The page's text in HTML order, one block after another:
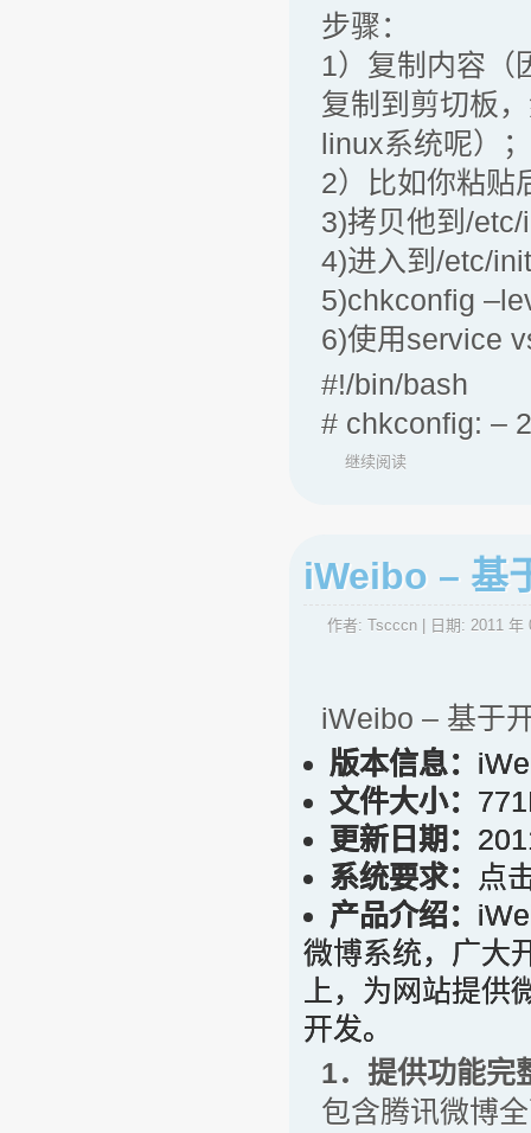
步骤：
1）复制内容（
复制到剪切板
linux系统呢）；
2）比如你粘贴
3)拷贝他到/
4)进入到/etc/
5)chkconfig
6)使用service
#!/bin/bash
# chkconfig:
继续阅读
iWeibo – 基
作者: Tscccn | 日期: 2011 年
iWeibo – 基于
版本信息：
文件大小：
更新日期：
系统要求：
点
产品介绍：
微博系统，广大
上，为网站提
开发。
1．提供功能完
包含腾讯微博